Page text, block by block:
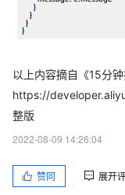
以上内容摘自《15分
https://
整版
2022-08-09 14:26:04
赞同 展开